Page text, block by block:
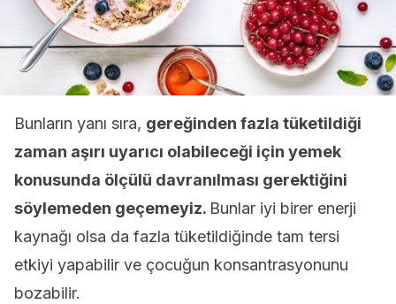
Bunların yanı sıra, gereğinden fazla tüketildiği
zaman aşırı uyarıcı olabileceği için yemek
konusunda ölçülü davranılması gerektiğini
söylemeden geçemeyiz. Bunlar iyi birer enerji
kaynağı olsa da fazla tüketildiğinde tam tersi
etkiyi yapabilir ve çocuğun konsantrasyonunu
bozabilir.